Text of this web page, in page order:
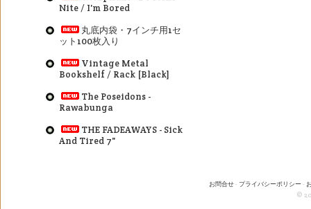
Nite / I'm Bored
丸底内袋・7インチ用1セ
ット100枚入り
Vintage Metal
Bookshelf / Rack [Black]
The Poseidons -
Rawabunga
THE FADEAWAYS - Sick
And Tired 7"
お問合せ- プライバシーポリシー-
©